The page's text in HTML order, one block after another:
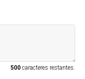
500caracteres restantes.